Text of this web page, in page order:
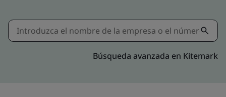
Búsqueda avanzada en Kitemark